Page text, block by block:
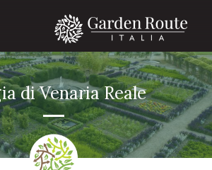
di Venaria Reale